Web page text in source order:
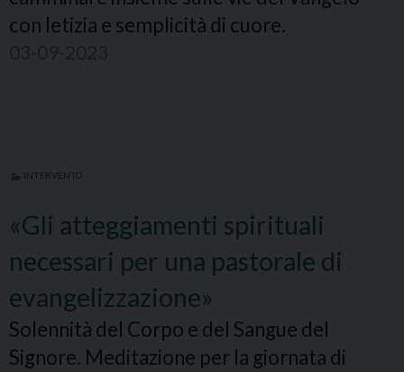
con letizia e semplicità di cuore.
INTERVENTO
«Gli atteggiamenti spirituali
necessari per una pastorale di
evangelizzazione»
Solennità del Corpo e del Sangue del
Signore. Meditazione per la giornata di